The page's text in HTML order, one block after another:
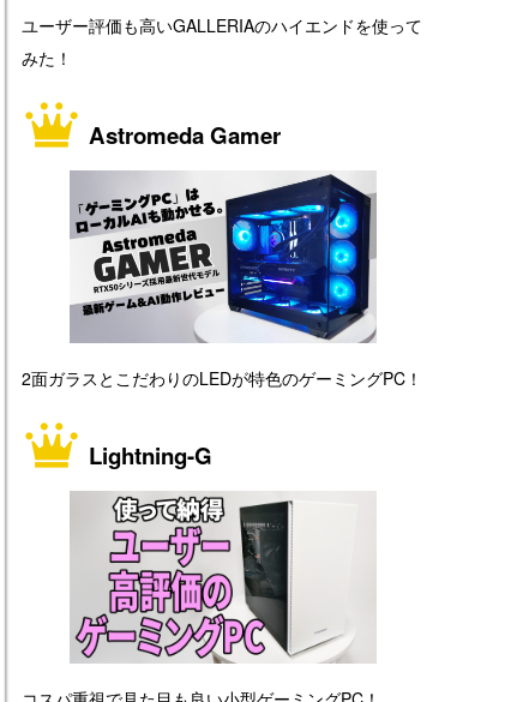
ユーザー評価も高いGALLERIAのハイエンドを使って
みた！
Astromeda Gamer
2面ガラスとこだわりのLEDが特色のゲーミングPC！
Lightning-G